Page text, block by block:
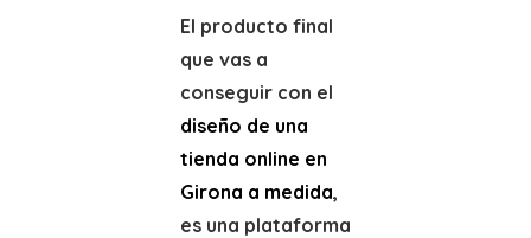
El producto final
que vas a
conseguir con el
diseño de una
tienda online en
Girona a medida,
es una plataforma